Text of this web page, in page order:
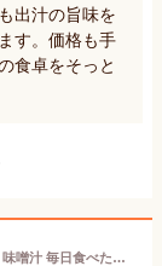
出汁の旨味を
す。価格も手
食卓をそっと
楽天スーパーSALE＜20％OFF＞フリーズドライ 味噌汁 毎日食べたいおみそ汁 減塩20食 3袋 計60食まとめ買い みそ汁 インスタント 簡単 即席 手軽 自宅用 時短 野菜 スープ 大容量 ひかり味噌 アウトドア キャンプ 具だくさん 栄養 鰹節 朝 ヘルシー 毎日 絶品 備蓄 非常食